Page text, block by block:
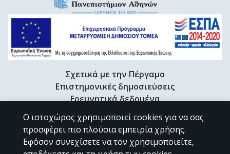
Σχετικά με την Πέργαμο
Επιστημονικές δημοσιεύσεις
Ερευνητικά δεδομένα
Διδακτορικές διατριβές & Γκρίζα βιβλιογραφία
Προφίλ Ερευνητή
Ο ιστοχώρος χρησιμοποιεί cookies για να σας
προσφέρει πιο πλούσια εμπειρία χρήσης.
Εφόσον συνεχίσετε να τον χρησιμοποιείτε,